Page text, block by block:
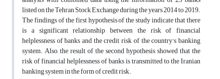
listed on the Tehran Stock Exchange during the years 2014 to 2019.
The findings of the first hypothesis of the study indicate that there
is a significant relationship between the risk of financial
helplessness of banks and the credit risk of the country's banking
system. Also, the result of the second hypothesis showed that the
risk of financial helplessness of banks is transmitted to the Iranian
banking system in the form of credit risk.